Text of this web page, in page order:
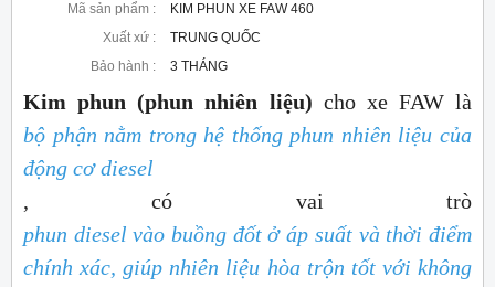
Mã sản phẩm :
KIM PHUN XE FAW 460
Xuất xứ :
TRUNG QUỐC
Bảo hành :
3 THÁNG
Kim phun (phun nhiên liệu) cho xe FAW là
bộ phận nằm trong hệ thống phun nhiên liệu của
động cơ diesel
, có vai trò
phun diesel vào buồng đốt ở áp suất và thời điểm
chính xác, giúp nhiên liệu hòa trộn tốt với không